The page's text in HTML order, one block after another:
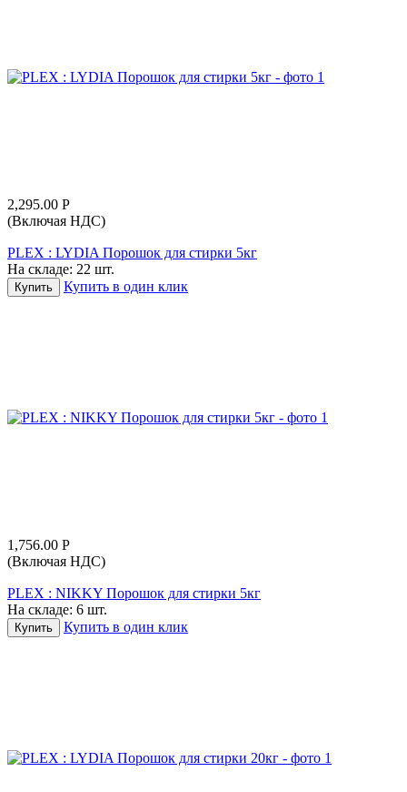
2,295.00 Р
(Включая НДС)
PLEX : LYDIA Порошок для стирки 5кг
На складе: 22 шт.
Купить Купить в один клик
1,756.00 Р
(Включая НДС)
PLEX : NIKKY Порошок для стирки 5кг
На складе: 6 шт.
Купить Купить в один клик